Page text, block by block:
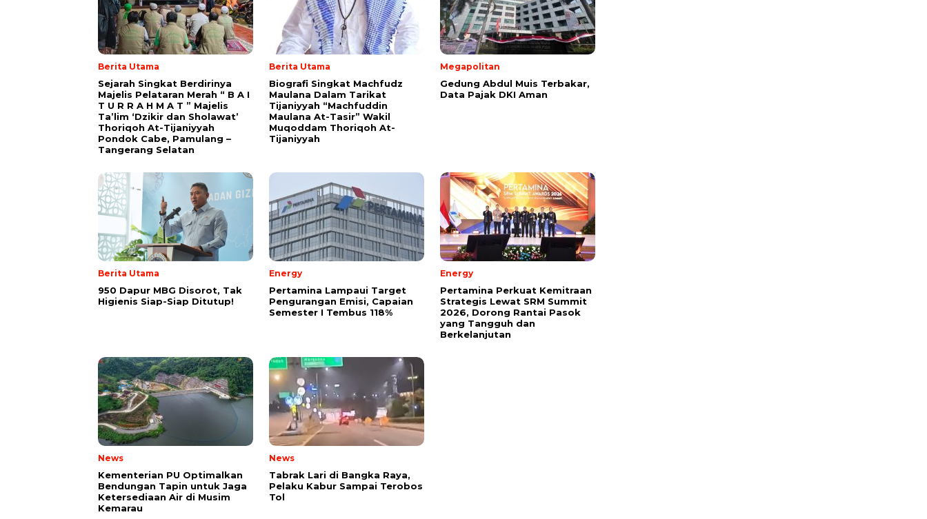
Berita Utama
Sejarah Singkat Berdirinya
Majelis Pelataran Merah “ B A I
T U R R A H M A T ” Majelis
Ta’lim ‘Dzikir dan Sholawat’
Thoriqoh At-Tijaniyyah
Pondok Cabe, Pamulang –
Tangerang Selatan
Berita Utama
Biografi Singkat Machfudz
Maulana Dalam Tarikat
Tijaniyyah “Machfuddin
Maulana At-Tasir” Wakil
Muqoddam Thoriqoh At-
Tijaniyyah
Megapolitan
Gedung Abdul Muis Terbakar,
Data Pajak DKI Aman
Berita Utama
950 Dapur MBG Disorot, Tak
Higienis Siap-Siap Ditutup!
Energy
Pertamina Lampaui Target
Pengurangan Emisi, Capaian
Semester I Tembus 118%
Energy
Pertamina Perkuat Kemitraan
Strategis Lewat SRM Summit
2026, Dorong Rantai Pasok
yang Tangguh dan
Berkelanjutan
News
Kementerian PU Optimalkan
Bendungan Tapin untuk Jaga
Ketersediaan Air di Musim
Kemarau
News
Tabrak Lari di Bangka Raya,
Pelaku Kabur Sampai Terobos
Tol